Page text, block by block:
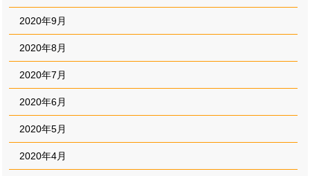
2020年9月
2020年8月
2020年7月
2020年6月
2020年5月
2020年4月